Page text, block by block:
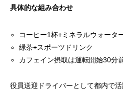
具体的な組み合わせ
コーヒー1杯+ミネラルウォータ
緑茶+スポーツドリンク
カフェイン摂取は運転開始30分
役員送迎ドライバーとして都内で